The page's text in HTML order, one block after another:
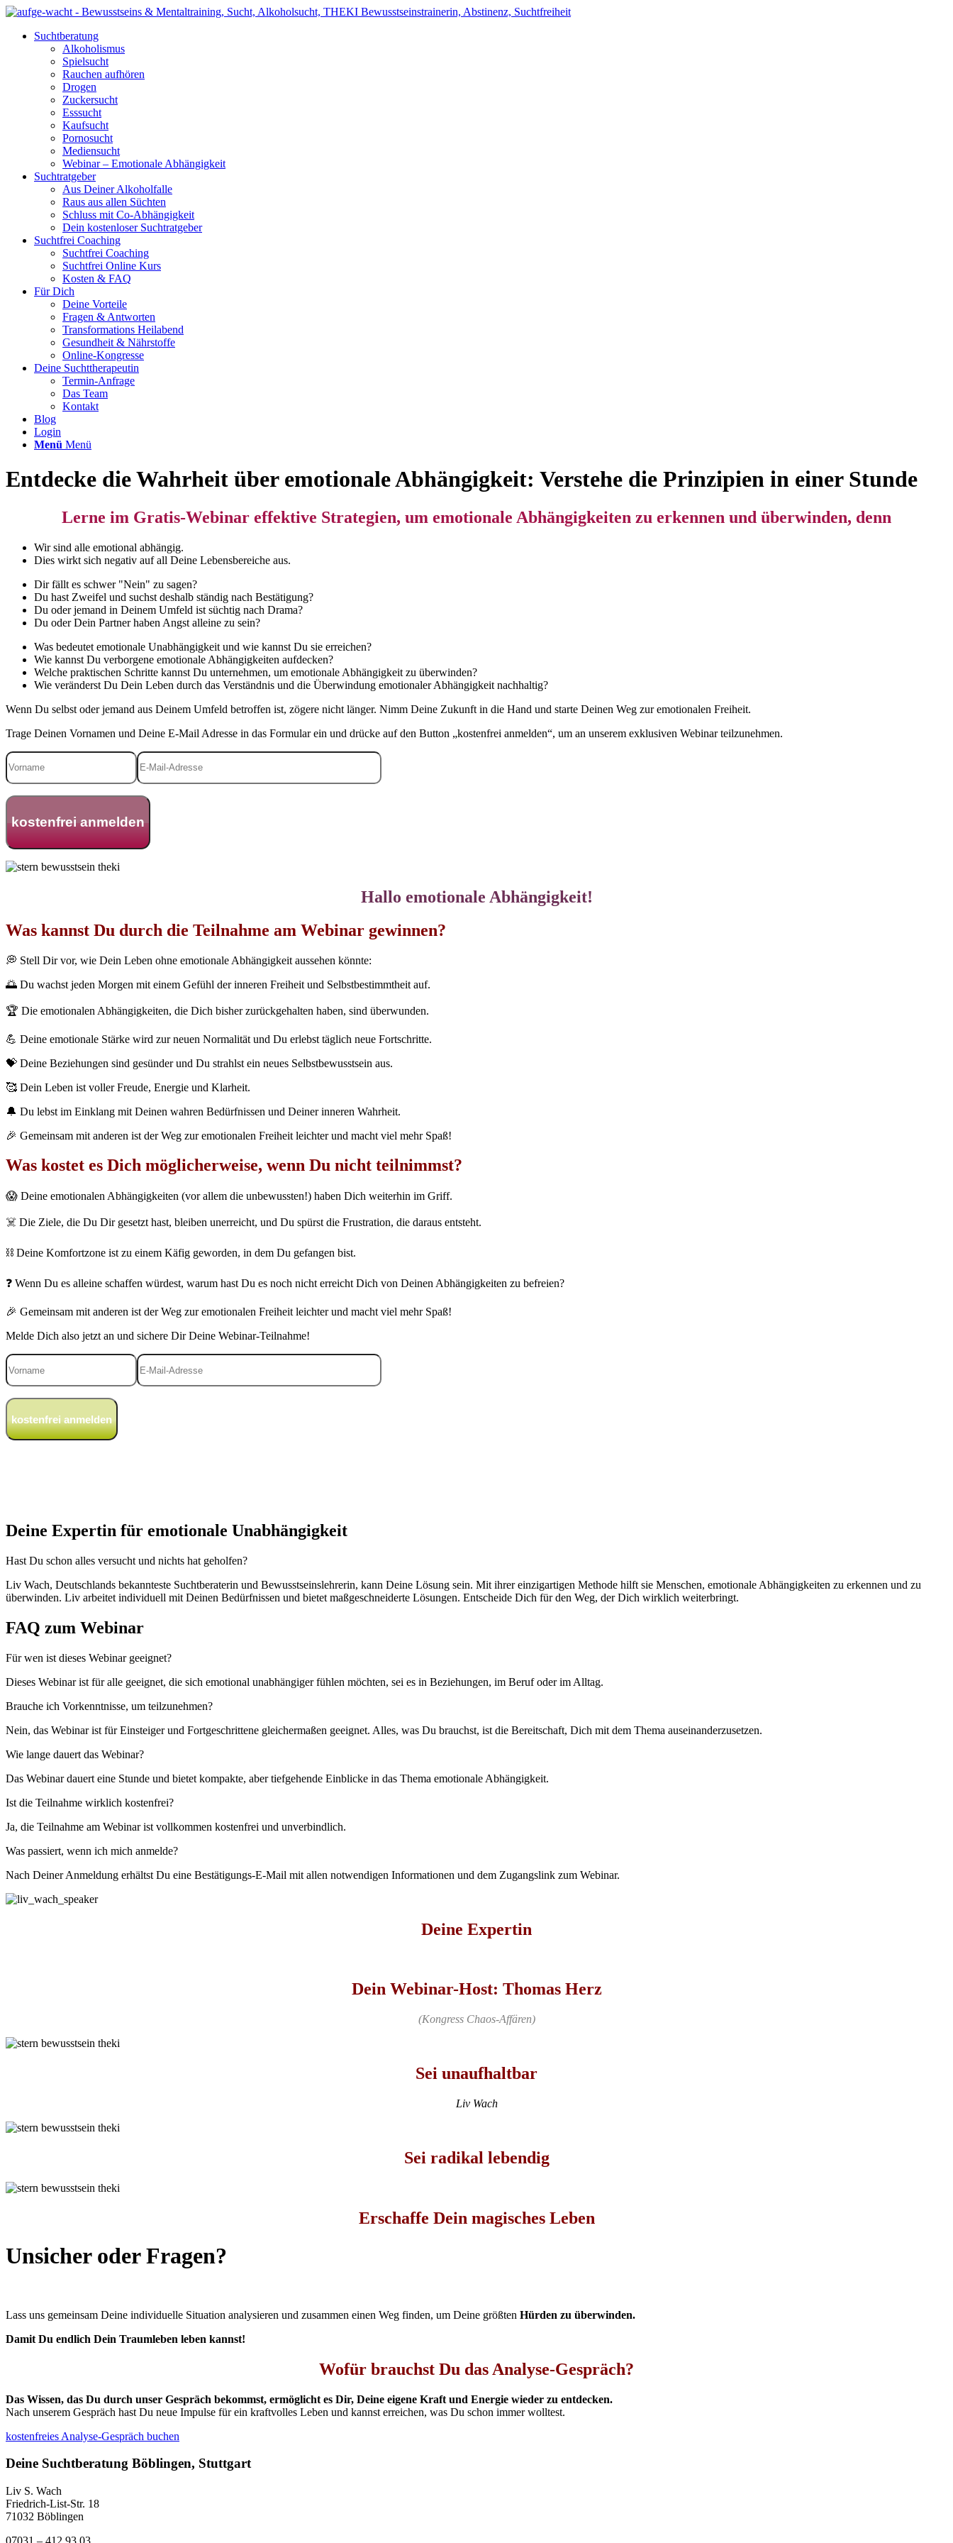
Suchtberatung
Alkoholismus
Spielsucht
Rauchen aufhören
Drogen
Zuckersucht
Esssucht
Kaufsucht
Pornosucht
Mediensucht
Webinar – Emotionale Abhängigkeit
Suchtratgeber
Aus Deiner Alkoholfalle
Raus aus allen Süchten
Schluss mit Co-Abhängigkeit
Dein kostenloser Suchtratgeber
Suchtfrei Coaching
Suchtfrei Coaching
Suchtfrei Online Kurs
Kosten & FAQ
Für Dich
Deine Vorteile
Fragen & Antworten
Transformations Heilabend
Gesundheit & Nährstoffe
Online-Kongresse
Deine Suchttherapeutin
Termin-Anfrage
Das Team
Kontakt
Blog
Login
Menü Menü
Entdecke die Wahrheit über emotionale Abhängigkeit: Verstehe die Prinzipien in einer Stunde
Lerne im Gratis-Webinar effektive Strategien, um emotionale Abhängigkeiten zu erkennen und überwinden, denn
Wir sind alle emotional abhängig.
Dies wirkt sich negativ auf all Deine Lebensbereiche aus.
Dir fällt es schwer "Nein" zu sagen?
Du hast Zweifel und suchst deshalb ständig nach Bestätigung?
Du oder jemand in Deinem Umfeld ist süchtig nach Drama?
Du oder Dein Partner haben Angst alleine zu sein?
Was bedeutet emotionale Unabhängigkeit und wie kannst Du sie erreichen?
Wie kannst Du verborgene emotionale Abhängigkeiten aufdecken?
Welche praktischen Schritte kannst Du unternehmen, um emotionale Abhängigkeit zu überwinden?
Wie veränderst Du Dein Leben durch das Verständnis und die Überwindung emotionaler Abhängigkeit nachhaltig?
Wenn Du selbst oder jemand aus Deinem Umfeld betroffen ist, zögere nicht länger. Nimm Deine Zukunft in die Hand und starte Deinen Weg zur emotionalen Freiheit.
Trage Deinen Vornamen und Deine E-Mail Adresse in das Formular ein und drücke auf den Button „kostenfrei anmelden“, um an unserem exklusiven Webinar teilzunehmen.
Hallo emotionale Abhängigkeit!
Was kannst Du durch die Teilnahme am Webinar gewinnen?
💭 Stell Dir vor, wie Dein Leben ohne emotionale Abhängigkeit aussehen könnte:
🌅 Du wachst jeden Morgen mit einem Gefühl der inneren Freiheit und Selbstbestimmtheit auf.
🏆 Die emotionalen Abhängigkeiten, die Dich bisher zurückgehalten haben, sind überwunden.
💪 Deine emotionale Stärke wird zur neuen Normalität und Du erlebst täglich neue Fortschritte.
💝 Deine Beziehungen sind gesünder und Du strahlst ein neues Selbstbewusstsein aus.
🥰 Dein Leben ist voller Freude, Energie und Klarheit.
🔔 Du lebst im Einklang mit Deinen wahren Bedürfnissen und Deiner inneren Wahrheit.
🎉 Gemeinsam mit anderen ist der Weg zur emotionalen Freiheit leichter und macht viel mehr Spaß!
Was kostet es Dich möglicherweise, wenn Du nicht teilnimmst?
😱 Deine emotionalen Abhängigkeiten (vor allem die unbewussten!) haben Dich weiterhin im Griff.
☠️ Die Ziele, die Du Dir gesetzt hast, bleiben unerreicht, und Du spürst die Frustration, die daraus entsteht.
⛓ Deine Komfortzone ist zu einem Käfig geworden, in dem Du gefangen bist.
❓ Wenn Du es alleine schaffen würdest, warum hast Du es noch nicht erreicht Dich von Deinen Abhängigkeiten zu befreien?
🎉 Gemeinsam mit anderen ist der Weg zur emotionalen Freiheit leichter und macht viel mehr Spaß!
Melde Dich also jetzt an und sichere Dir Deine Webinar-Teilnahme!
Deine Expertin für emotionale Unabhängigkeit
Hast Du schon alles versucht und nichts hat geholfen?
Liv Wach, Deutschlands bekannteste Suchtberaterin und Bewusstseinslehrerin, kann Deine Lösung sein. Mit ihrer einzigartigen Methode hilft sie Menschen, emotionale Abhängigkeiten zu erkennen und zu
überwinden. Liv arbeitet individuell mit Deinen Bedürfnissen und bietet maßgeschneiderte Lösungen. Entscheide Dich für den Weg, der Dich wirklich weiterbringt.
FAQ zum Webinar
Für wen ist dieses Webinar geeignet?
Dieses Webinar ist für alle geeignet, die sich emotional unabhängiger fühlen möchten, sei es in Beziehungen, im Beruf oder im Alltag.
Brauche ich Vorkenntnisse, um teilzunehmen?
Nein, das Webinar ist für Einsteiger und Fortgeschrittene gleichermaßen geeignet. Alles, was Du brauchst, ist die Bereitschaft, Dich mit dem Thema auseinanderzusetzen.
Wie lange dauert das Webinar?
Das Webinar dauert eine Stunde und bietet kompakte, aber tiefgehende Einblicke in das Thema emotionale Abhängigkeit.
Ist die Teilnahme wirklich kostenfrei?
Ja, die Teilnahme am Webinar ist vollkommen kostenfrei und unverbindlich.
Was passiert, wenn ich mich anmelde?
Nach Deiner Anmeldung erhältst Du eine Bestätigungs-E-Mail mit allen notwendigen Informationen und dem Zugangslink zum Webinar.
Deine Expertin
Dein Webinar-Host: Thomas Herz
(Kongress Chaos-Affären)
Sei unaufhaltbar
Liv Wach
Sei radikal lebendig
Erschaffe Dein magisches Leben
Unsicher oder Fragen?
Lass uns gemeinsam Deine individuelle Situation analysieren und zusammen einen Weg finden, um Deine größten Hürden zu überwinden.
Damit Du endlich Dein Traumleben leben kannst!
Wofür brauchst Du das Analyse-Gespräch?
Das Wissen, das Du durch unser Gespräch bekommst, ermöglicht es Dir, Deine eigene Kraft und Energie wieder zu entdecken.
Nach unserem Gespräch hast Du neue Impulse für ein kraftvolles Leben und kannst erreichen, was Du schon immer wolltest.
kostenfreies Analyse-Gespräch buchen
Deine Suchtberatung Böblingen, Stuttgart
Liv S. Wach
Friedrich-List-Str. 18
71032 Böblingen
07031 – 412 93 03